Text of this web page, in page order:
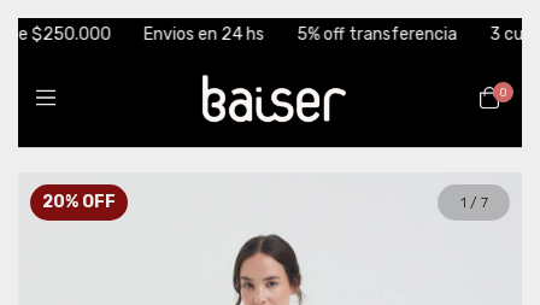
Envios en 24 hs 5% off transferencia 3 cuotas
0
20% OFF 1 / 7